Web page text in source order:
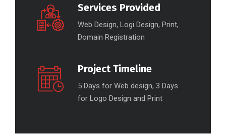
Services Provided
Web Design, Logi Design, Print,
Domain Registration
Project Timeline
5 Days for Web design, 3 Days
for Logo Design and Print